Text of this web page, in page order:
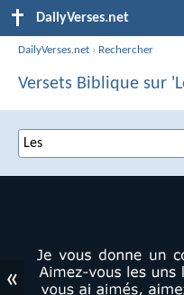
DailyVerses.net
DailyVerses.net › Rechercher
Versets Biblique sur
«